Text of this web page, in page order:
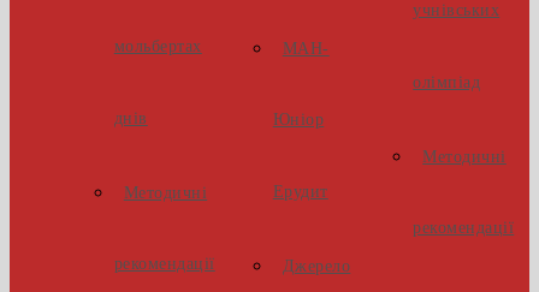
мольбертах
днів
Методичні
рекомендації
МАН-
Юніор
Ерудит
Джерело
учнівських
олімпіад
Методичні
рекомендації